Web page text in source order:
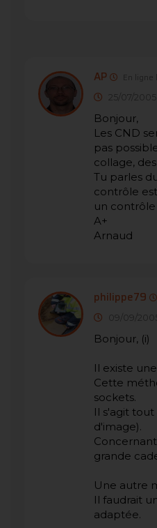
AP En ligne
25/07/2005
Bonjour,
Les CND
pas
collage,
Tu parles
contrôle
un
A+
Arnaud
philippe79
09/09/2005
Bonjour, (i)
Il existe
Cette
sockets.
Il s'agit
d'image).
grande
Une autre
Il faudrait
adaptée.